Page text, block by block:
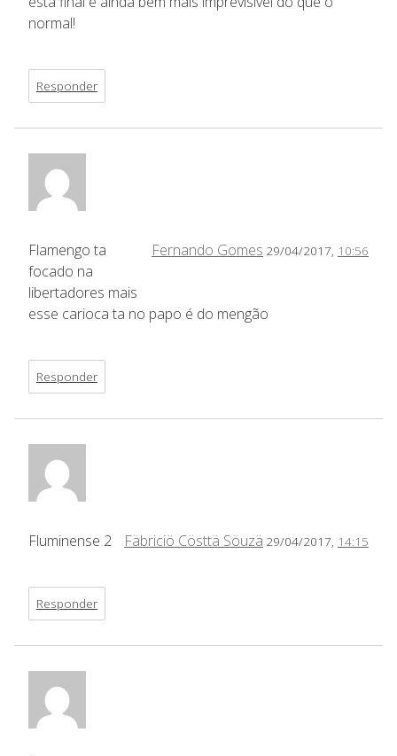
normal!
Responder
Fernando Gomes 29/04/2017, 10:56
Flamengo ta
focado na
libertadores mais
esse carioca ta no papo é do mengão
Responder
Fäbriciö Cösttä Söuzä 29/04/2017, 14:15
Fluminense 2
Responder